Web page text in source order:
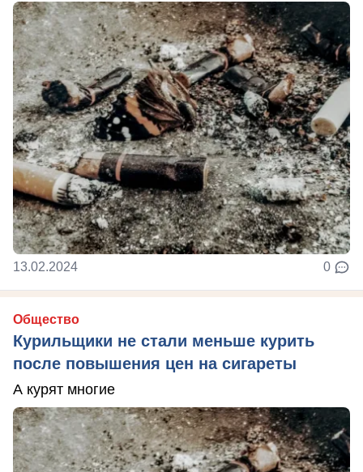
13.02.2024 0
Общество
Курильщики не стали меньше курить
после повышения цен на сигареты
А курят многие